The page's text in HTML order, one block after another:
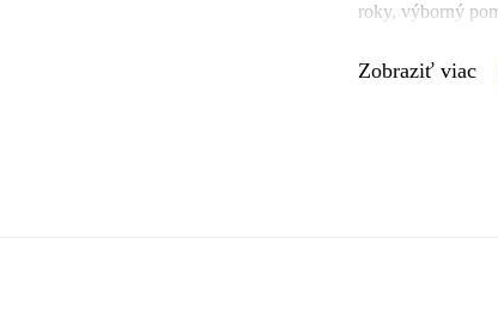
roky, výborný
unikátneho
Zobraziť viac